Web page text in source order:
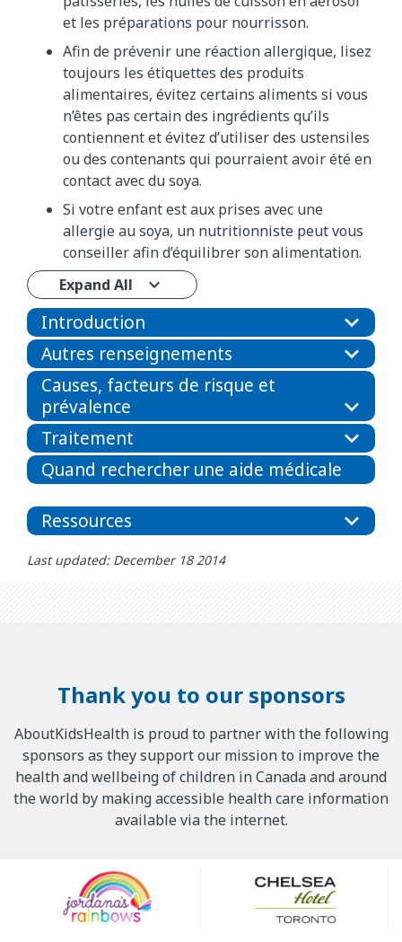
et les préparations pour nourrisson.
Afin de prévenir une réaction allergique, lisez
toujours les étiquettes des produits
alimentaires, évitez certains aliments si vous
n’êtes pas certain des ingrédients qu’ils
contiennent et évitez d’utiliser des ustensiles
ou des contenants qui pourraient avoir été en
contact avec du soya.
Si votre enfant est aux prises avec une
allergie au soya, un nutritionniste peut vous
conseiller afin d’équilibrer son alimentation.
Expand All
Introduction
Autres renseignements
Causes, facteurs de risque et
prévalence
Traitement
Quand rechercher une aide médicale
Ressources
Last updated: December 18 2014
Thank you to our sponsors
AboutKidsHealth is proud to partner with the following
sponsors as they support our mission to improve the
health and wellbeing of children in Canada and around
the world by making accessible health care information
available via the internet.
Sponsors